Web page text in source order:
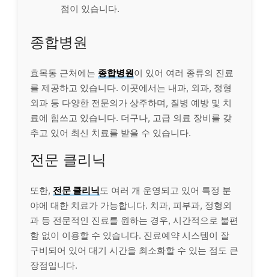
점이 있습니다.
종합병원
효목동 근처에는 종합병원이 있어 여러 종류의 진료
를 제공하고 있습니다. 이곳에서는 내과, 외과, 정형
외과 등 다양한 전문의가 상주하며, 질병 예방 및 치
료에 힘쓰고 있습니다. 더구나, 고급 의료 장비를 갖
추고 있어 최신 치료를 받을 수 있습니다.
전문 클리닉
또한, 전문 클리닉도 여러 개 운영되고 있어 특정 분
야에 대한 치료가 가능합니다. 치과, 피부과, 정형외
과 등 전문적인 진료를 원하는 경우, 시간적으로 불편
함 없이 이용할 수 있습니다. 진료예약 시스템이 잘
구비되어 있어 대기 시간을 최소화할 수 있는 점도 큰
장점입니다.